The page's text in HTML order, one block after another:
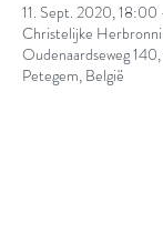
11. Sept. 2020,
Christelijke
Oudenaardseweg
Petegem, België